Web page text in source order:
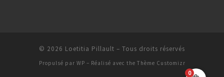
© 2026 Loetitia Pillault – Tous droits réservés
Propulsé par WP – Réalisé avec the Thème Customizr
0